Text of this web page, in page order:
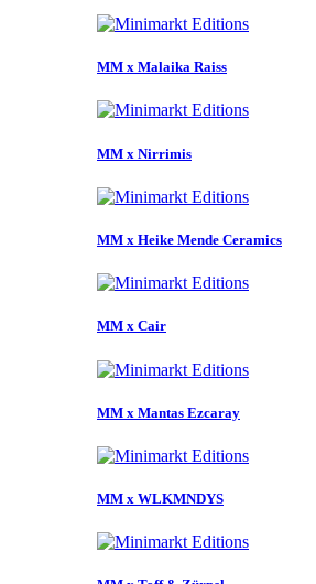
MM x Malaika Raiss
MM x Nirrimis
MM x Heike Mende Ceramics
MM x Cair
MM x Mantas Ezcaray
MM x WLKMNDYS